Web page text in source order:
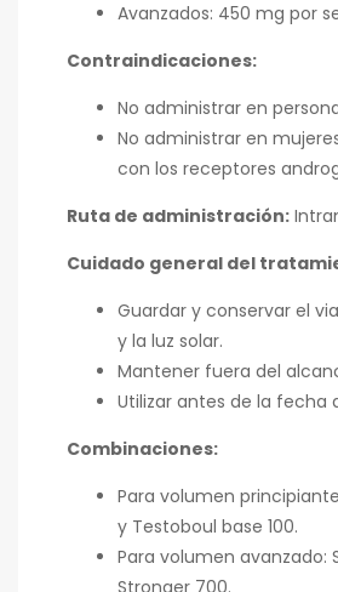
Avanzados: 450 mg por
Contraindicaciones:
No administrar en
No administrar en
con los receptores
Ruta de administración:
Cuidado general del
Guardar y conservar el
y la luz solar.
Mantener fuera del
Utilizar antes de la fecha
Combinaciones:
Para volumen
y Testoboul base 100.
Para volumen avanzado: